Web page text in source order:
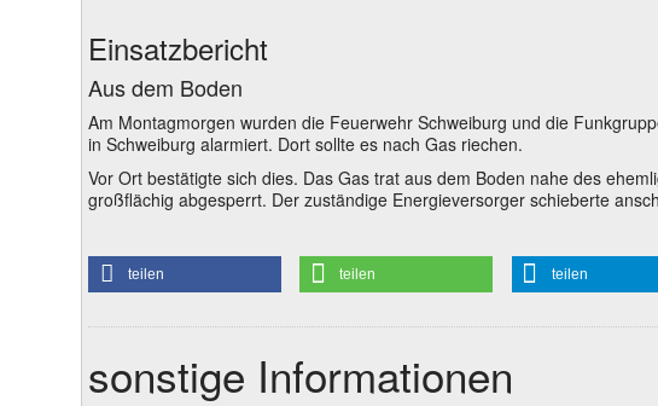
Einsatzbericht
Aus dem Boden
Am Montagmorgen wurden die Feuerwehr Schweiburg und die
in Schweiburg alarmiert. Dort sollte es nach Gas riechen.
Vor Ort bestätigte sich dies. Das Gas trat aus dem Boden nahe des
großflächig abgesperrt. Der zuständige Energieversorger schieberte
teilen teilen teilen
sonstige Informationen